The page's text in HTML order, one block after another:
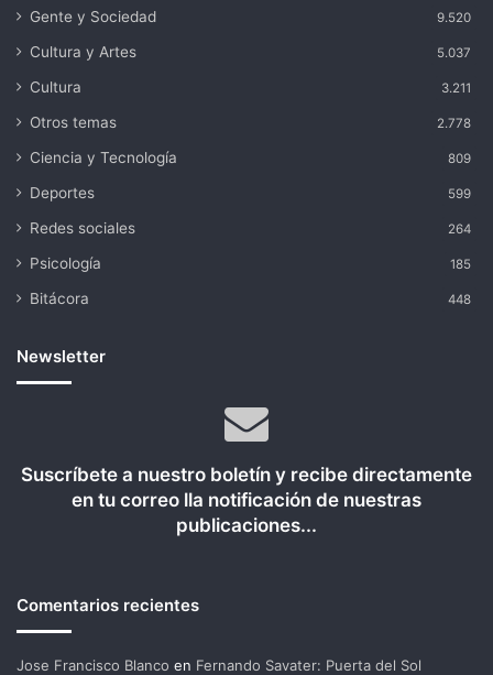
Gente y Sociedad 9.520
Cultura y Artes 5.037
Cultura 3.211
Otros temas 2.778
Ciencia y Tecnología 809
Deportes 599
Redes sociales 264
Psicología 185
Bitácora 448
Newsletter
Suscríbete a nuestro boletín y recibe directamente
en tu correo lla notificación de nuestras
publicaciones...
Comentarios recientes
Jose Francisco Blanco en Fernando Savater: Puerta del Sol